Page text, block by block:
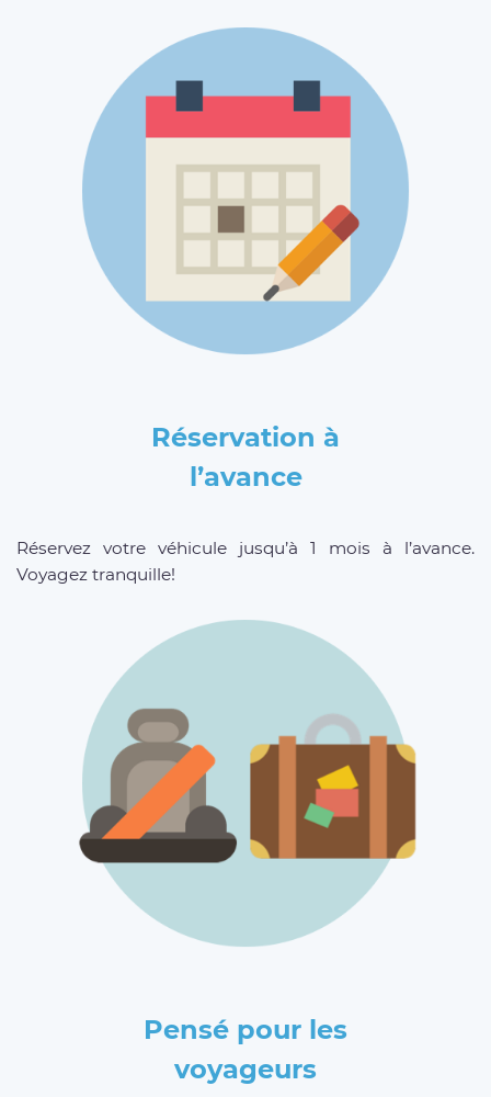
Réservation à
l’avance
Réservez votre véhicule jusqu’à 1 mois à l’avance.
Voyagez tranquille!
Pensé pour les
voyageurs